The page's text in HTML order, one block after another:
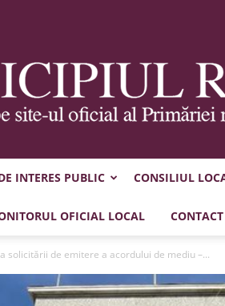
Municipiul
INTERES PUBLIC CONSILIUL
OFICIAL LOCAL CONTACT
solicitării de emitere a acordului de mediu –...